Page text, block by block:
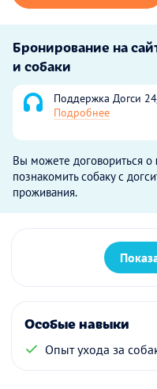
Бронирование на
и собаки
Поддержка Догси
Подробнее
Вы можете договориться о
познакомить собаку с
проживания.
Особые навыки
Опыт ухода за